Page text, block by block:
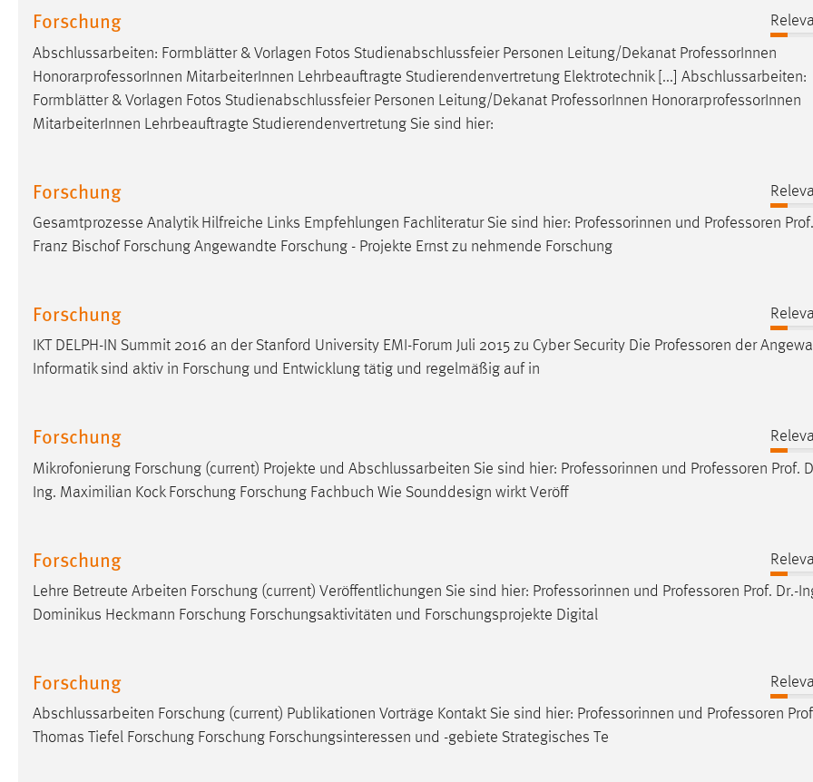
Forschung
Abschlussarbeiten: Formblätter & Vorlagen Fotos Studienabschlussfeier Personen Leitung/Dekanat ProfessorInnen
HonorarprofessorInnen MitarbeiterInnen Lehrbeauftragte Studierendenvertretung Elektrotechnik [...] Abschlussarbeiten:
Formblätter & Vorlagen Fotos Studienabschlussfeier Personen Leitung/Dekanat ProfessorInnen HonorarprofessorInnen
MitarbeiterInnen Lehrbeauftragte Studierendenvertretung Sie sind hier:
Forschung
Gesamtprozesse Analytik Hilfreiche Links Empfehlungen Fachliteratur Sie sind hier: Professorinnen und Professoren
Franz Bischof Forschung Angewandte Forschung - Projekte Ernst zu nehmende Forschung
Forschung
IKT DELPH-IN Summit 2016 an der Stanford University EMI-Forum Juli 2015 zu Cyber Security Die Professoren der
Informatik sind aktiv in Forschung und Entwicklung tätig und regelmäßig auf in
Forschung
Mikrofonierung Forschung (current) Projekte und Abschlussarbeiten Sie sind hier: Professorinnen und Professoren Prof.
Ing. Maximilian Kock Forschung Forschung Fachbuch Wie Sounddesign wirkt Veröff
Forschung
Lehre Betreute Arbeiten Forschung (current) Veröffentlichungen Sie sind hier: Professorinnen und Professoren Prof. Dr.-
Dominikus Heckmann Forschung Forschungsaktivitäten und Forschungsprojekte Digital
Forschung
Abschlussarbeiten Forschung (current) Publikationen Vorträge Kontakt Sie sind hier: Professorinnen und Professoren
Thomas Tiefel Forschung Forschung Forschungsinteressen und -gebiete Strategisches Te
Cookie Laufzeit:
MibewSessionID, mibew-chat-frame-
style-5e9dbeb1811c0446 =
Sitzungslaufzeit, mibew_locale = 3
Name:
Zweck:
Dieser Cookie ist notwendig um sich an
der Website einloggen zu können.
STATISTIK
unsere Besucher unsere Website nutzen.
Matomo
Zweck:
Cookie Laufzeit: Max. 13 Monate
Marketing Cookies werden von Drittanbietern
verwendet, um personalisierte Werbung anzuzeigen.
Sie tun dies, indem sie Besucher über Websites